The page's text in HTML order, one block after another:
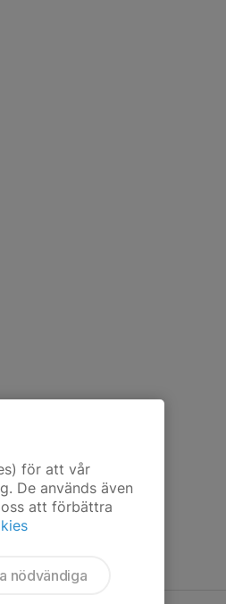
för att vår
De används även
att förbättra
nödvändiga